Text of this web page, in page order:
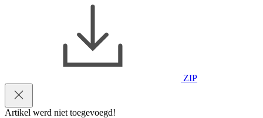
ZIP
Artikel werd niet toegevoegd!